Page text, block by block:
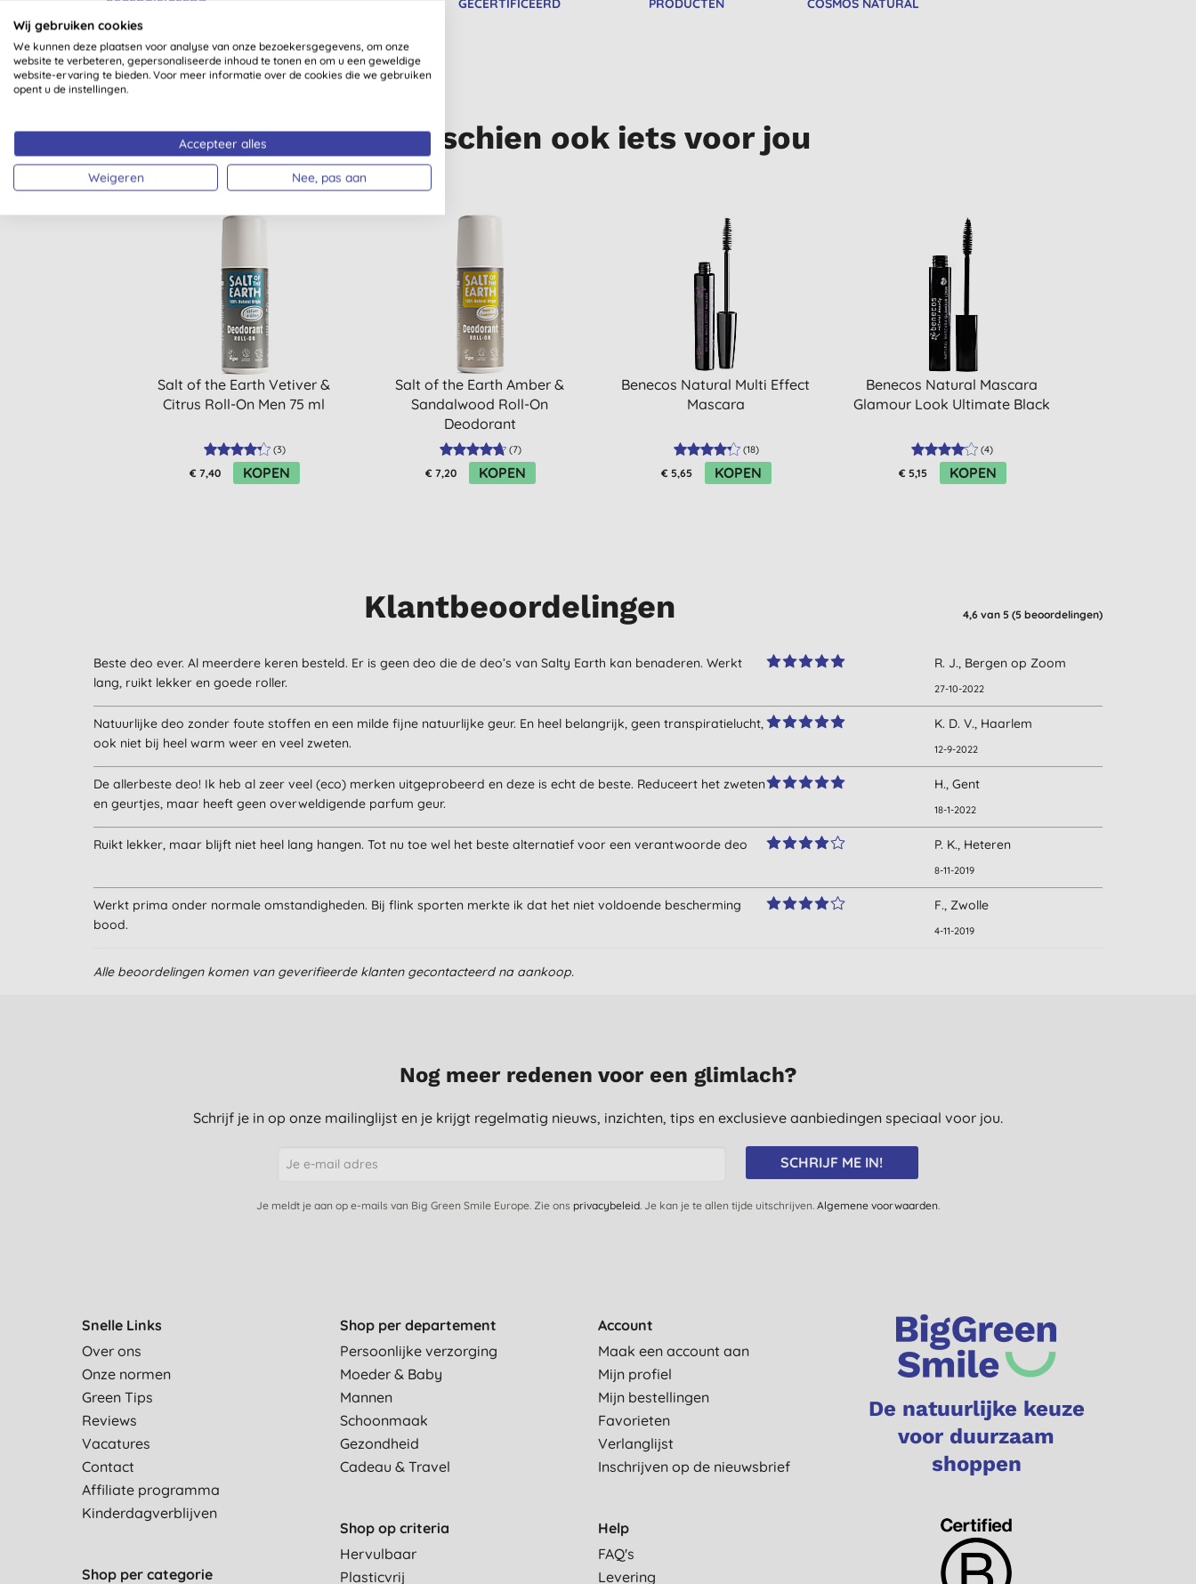
GECERTIFICEERD
GECERTIFICEERD
PRODUCTEN
COSMOS NATURAL
Misschien ook iets voor jou
Salt of the Earth Vetiver &
Citrus Roll-On Men 75 ml
(3)
€ 7,40 KOPEN
Salt of the Earth Amber &
Sandalwood Roll-On
Deodorant
(7)
€ 7,20 KOPEN
Benecos Natural Multi Effect
Mascara
(18)
€ 5,65 KOPEN
Benecos Natural Mascara
Glamour Look Ultimate Black
(4)
€ 5,15 KOPEN
Klantbeoordelingen 4,6 van 5 (5 beoordelingen)
Beste deo ever. Al meerdere keren besteld. Er is geen deo die de deo’s van Salty Earth kan benaderen. Werkt
lang, ruikt lekker en goede roller.
R. J., Bergen op Zoom
27-10-2022
Natuurlijke deo zonder foute stoffen en een milde fijne natuurlijke geur. En heel belangrijk, geen transpiratielucht,
ook niet bij heel warm weer en veel zweten.
K. D. V., Haarlem
12-9-2022
De allerbeste deo! Ik heb al zeer veel (eco) merken uitgeprobeerd en deze is echt de beste. Reduceert het zweten
en geurtjes, maar heeft geen overweldigende parfum geur.
H., Gent
18-1-2022
Ruikt lekker, maar blijft niet heel lang hangen. Tot nu toe wel het beste alternatief voor een verantwoorde deo P. K., Heteren
8-11-2019
Werkt prima onder normale omstandigheden. Bij flink sporten merkte ik dat het niet voldoende bescherming
bood.
F., Zwolle
4-11-2019
Alle beoordelingen komen van geverifieerde klanten gecontacteerd na aankoop.
Nog meer redenen voor een glimlach?
Schrijf je in op onze mailinglijst en je krijgt regelmatig nieuws, inzichten, tips en exclusieve aanbiedingen speciaal voor jou.
SCHRIJF ME IN!
Je meldt je aan op e-mails van Big Green Smile Europe. Zie ons privacybeleid. Je kan je te allen tijde uitschrijven. Algemene voorwaarden.
Snelle Links
Over ons
Onze normen
Green Tips
Reviews
Vacatures
Contact
Affiliate programma
Kinderdagverblijven
Shop per categorie
Shop per departement
Persoonlijke verzorging
Moeder & Baby
Mannen
Schoonmaak
Gezondheid
Cadeau & Travel
Shop op criteria
Hervulbaar
Plasticvrij
Account
Maak een account aan
Mijn profiel
Mijn bestellingen
Favorieten
Verlanglijst
Inschrijven op de nieuwsbrief
Help
FAQ's
Levering
De natuurlijke keuze
voor duurzaam
shoppen
Wij gebruiken cookies
We kunnen deze plaatsen voor analyse van onze bezoekersgegevens, om onze
website te verbeteren, gepersonaliseerde inhoud te tonen en om u een geweldige
website-ervaring te bieden. Voor meer informatie over de cookies die we gebruiken
opent u de instellingen.
Accepteer alles
Weigeren Nee, pas aan